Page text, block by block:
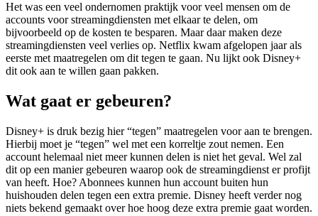
Het was een veel ondernomen praktijk voor veel mensen om de
accounts voor streamingdiensten met elkaar te delen, om
bijvoorbeeld op de kosten te besparen. Maar daar maken deze
streamingdiensten veel verlies op. Netflix kwam afgelopen jaar als
eerste met maatregelen om dit tegen te gaan. Nu lijkt ook Disney+
dit ook aan te willen gaan pakken.
Wat gaat er gebeuren?
Disney+ is druk bezig hier “tegen” maatregelen voor aan te brengen.
Hierbij moet je “tegen” wel met een korreltje zout nemen. Een
account helemaal niet meer kunnen delen is niet het geval. Wel zal
dit op een manier gebeuren waarop ook de streamingdienst er profijt
van heeft. Hoe? Abonnees kunnen hun account buiten hun
huishouden delen tegen een extra premie. Disney heeft verder nog
niets bekend gemaakt over hoe hoog deze extra premie gaat worden.